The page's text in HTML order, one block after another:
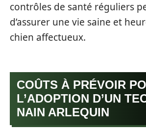
contrôles de santé réguliers
d’assurer une vie saine et
chien affectueux.
COÛTS À PRÉVOIR
L’ADOPTION D’UN
NAIN ARLEQUIN